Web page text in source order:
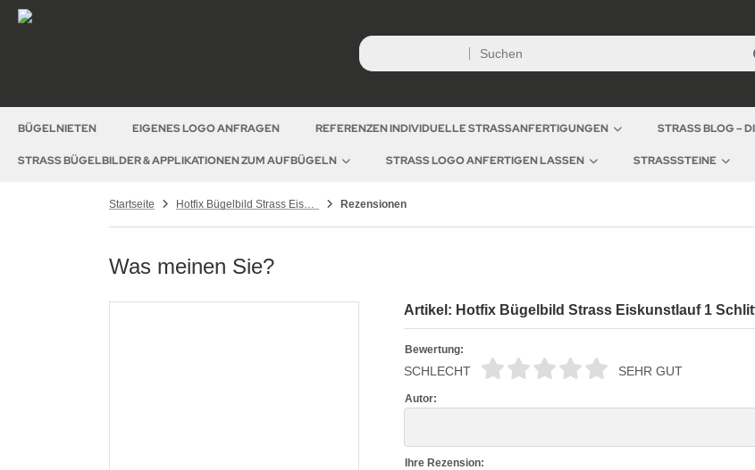
BÜGELNIETEN EIGENES LOGO ANFRAGEN REFERENZEN INDIVIDUELLE STRASSANFERTIGUNGEN STRASS BLOG –
STRASS BÜGELBILDER & APPLIKATIONEN ZUM AUFBÜGELN STRASS LOGO ANFERTIGEN LASSEN STRASSSTEINE
Startseite Hotfix Bügelbild Strass Eiskunstlauf 1 Schlittschuh links 120929 Rezensionen
Was meinen Sie?
Artikel: Hotfix Bügelbild Strass Eiskunstlauf 1
Bewertung:
SCHLECHT SEHR GUT
Autor:
Ihre Rezension: